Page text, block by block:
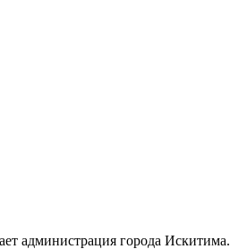
администрация города Искитима.